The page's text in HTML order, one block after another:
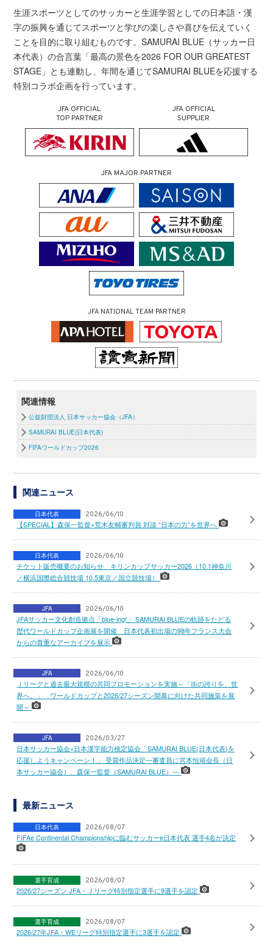
生涯スポーツとしてのサッカーと生涯学習としての日本語・漢
字の振興を通じてスポーツと学びの楽しさや喜びを伝えていく
ことを目的に取り組むものです。SAMURAI BLUE（サッカー日
本代表）の合言葉「最高の景色を2026 FOR OUR GREATEST
STAGE」とも連動し、年間を通じてSAMURAI BLUEを応援する
特別コラボ企画を行っています。
JFA OFFICIAL
TOP PARTNER
JFA OFFICIAL
SUPPLIER
JFA MAJOR PARTNER
JFA NATIONAL TEAM PARTNER
関連情報
公益財団法人 日本サッカー協会（JFA）
SAMURAI BLUE(日本代表)
FIFAワールドカップ2026
関連ニュース
日本代表 2026/06/10
【SPECIAL】森保一監督×荒木友輔審判員 対談 “日本の力”を世界へ
日本代表 2026/06/10
チケット販売概要のお知らせ キリンカップサッカー2026（10.1神奈川
／横浜国際総合競技場 10.5東京／国立競技場）
JFA 2026/06/10
JFAサッカー文化創造拠点「blue-ing!」 SAMURAI BLUEの軌跡をたどる
歴代ワールドカップ企画展を開催 日本代表初出場の98年フランス大会
からの貴重なアーカイブを展示
JFA 2026/06/10
Ｊリーグと過去最大規模の共同プロモーションを実施～「街の誇りを、世
界へ。」 ワールドカップと2026/27シーズン開幕に向けた共同施策を展
開～
JFA 2026/03/27
日本サッカー協会×日本漢字能力検定協会「SAMURAI BLUE(日本代表)を
応援しようキャンペーン！」 受賞作品決定―審査員に宮本恒靖会長（日
本サッカー協会）、森保一監督（SAMURAI BLUE）―
最新ニュース
日本代表 2026/08/07
FIFAe Continental Championshipに臨むサッカーe日本代表 選手4名が決定
選手育成 2026/08/07
2026/27シーズン JFA・Ｊリーグ特別指定選手に9選手を認定
選手育成 2026/08/07
2026/27年JFA・WEリーグ特別指定選手に3選手を認定